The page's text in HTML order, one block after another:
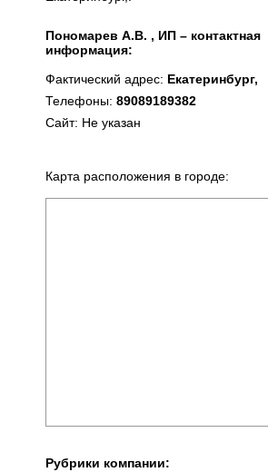
Пономарев А.В. , ИП – контактная
информация:
Фактический адрес: Екатеринбург,
Телефоны: 89089189382
Сайт: Не указан
Карта расположения в городе:
Рубрики компании: